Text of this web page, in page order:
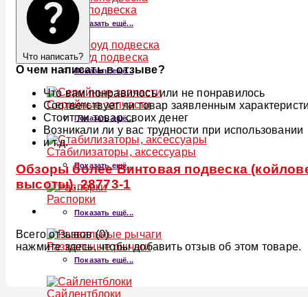
Пневмоподвеска
Показать ещё...
Оффроуд подвеска
Показать ещё...
Серийные запчасти
Показать ещё...
Стабилизаторы, аксессуары
Показать ещё...
Распорки
Показать ещё...
Развальные рычаги
Показать ещё...
Сайлентблоки
Что написать?
О чем написать в отзыве?
Что вам понравилось или не понравилось
Соответствует ли товар заявленным
Стоит ли товар своих денег
Возникали ли у вас трудности при использовании
и т.д.
Обзоры более Винтовая подвеска
высоты), 28773-1
Всего отзывов (0)
нажмите здесь, чтобы добавить отзыв об этом товаре.